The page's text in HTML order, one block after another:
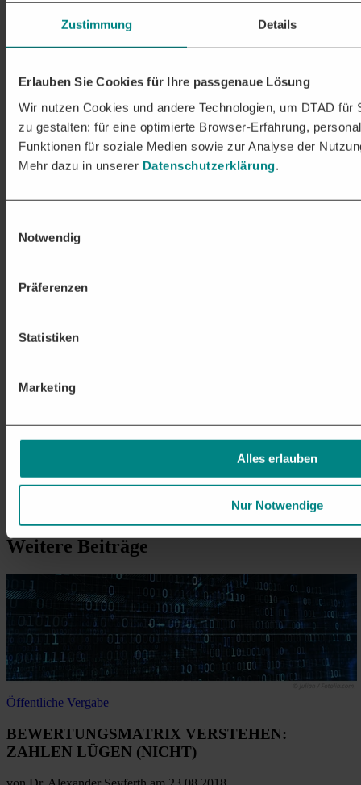
Zustimmung Details
Erlauben Sie Cookies für Ihre passgenaue Lösung
Wir nutzen Cookies und andere Technologien, um DTAD
zu gestalten: für eine optimierte Browser-Erfahrung,
Funktionen für soziale Medien sowie zur Analyse der
Mehr dazu in unserer Datenschutzerklärung.
Notwendig
Präferenzen
Statistiken
Marketing
Alles erlauben
Nur Notwendige
Eine passende Ausschreibung ist noch nicht in Sicht? Lassen Sie
sich von der
DTAD Plattform Akquise-Erfolg
öffentlichen Sektor unterstützen und finden Sie Liefer- oder
Bauaufträgesowie Aufträge aus dem Dienstleistungssektor:
DIE DTAD PLATTFORMEINFACH ZU
NEUEN AUSSCHREIBUNGEN
Erhalten Sie täglich relevante Ausschreibungen mit Prognosen zum
Vergabeverhalten und möglichen Bietern für Ihr Unternehmen.
Nutzen Sie Vorinformationen, Kontaktdaten und rechtssichere E-
Weitere Beiträge
Öffentliche Vergabe
BEWERTUNGSMATRIX VERSTEHEN:
ZAHLEN LÜGEN (NICHT)